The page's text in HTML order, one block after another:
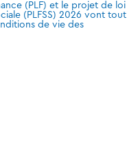
(PLF) et le projet de loi
(PLFSS) 2026 vont tout
de vie des